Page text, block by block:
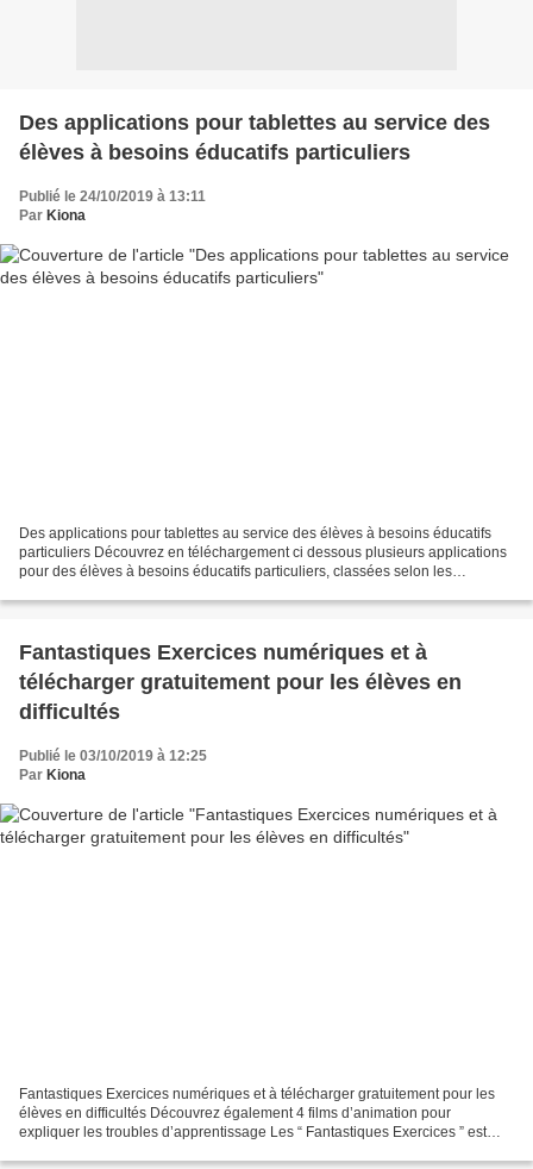
Des applications pour tablettes au service des
élèves à besoins éducatifs particuliers
Publié le 24/10/2019 à 13:11
Par Kiona
Des applications pour tablettes au service des élèves à besoins éducatifs
particuliers Découvrez en téléchargement ci dessous plusieurs applications
pour des élèves à besoins éducatifs particuliers, classées selon les
Fantastiques Exercices numériques et à
télécharger gratuitement pour les élèves en
difficultés
Publié le 03/10/2019 à 12:25
Par Kiona
Fantastiques Exercices numériques et à télécharger gratuitement pour les
élèves en difficultés Découvrez également 4 films d’animation pour
expliquer les troubles d’apprentissage Les “ Fantastiques Exercices ” est